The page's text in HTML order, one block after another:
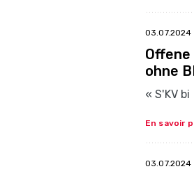
03.07.2024
ohne
« S'KV
En savoir
03.07.2024